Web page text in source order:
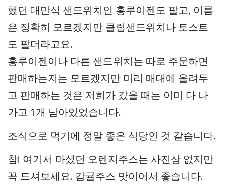
했던 대만식 샌드위치인 홍루이젠도 팔고, 이름
은 정확히 모르겠지만 클럽샌드위치나 토스트
도 팔더라고요.
홍루이젠이나 다른 샌드위치는 따로 주문하면
판매하는지는 모르겠지만 미리 매대에 올려두
고 판매하는 것은 저희가 갔을 때는 이미 다 나
가고 1개 남아있었습니다.
조식으로 먹기에 정말 좋은 식당인 것 같습니다.
참! 여기서 마셨던 오렌지주스는 사진상 없지만
꼭 드셔보세요. 감귤주스 맛이어서 좋습니다.